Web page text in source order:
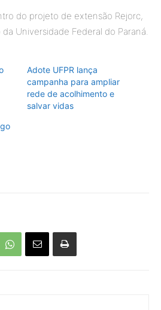
do projeto de extensão Rejorc,
Universidade Federal do Paraná.
Adote UFPR lança
campanha para ampliar
rede de acolhimento e
salvar vidas